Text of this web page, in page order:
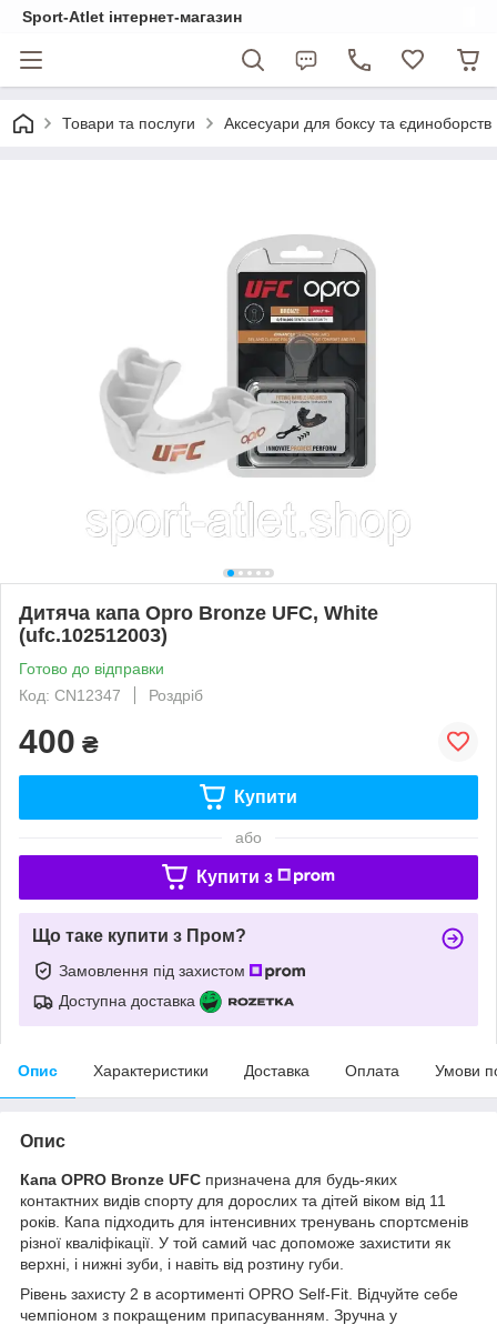
Sport-Atlet інтернет-магазин
Товари та послуги Аксесуари для боксу та єдиноборств
Дитяча капа Opro Bronze UFC, White
(ufc.102512003)
Готово до відправки
Код: CN12347
Роздріб
400 ₴
Купити
або
Купити з
Що таке купити з Пром?
Замовлення під захистом
Доступна доставка
Опис Характеристики Доставка Оплата Умови
Опис
Капа OPRO Bronze UFC призначена для будь-яких
контактних видів спорту для дорослих та дітей віком від 11
років. Капа підходить для інтенсивних тренувань спортсменів
різної кваліфікації. У той самий час допоможе захистити як
верхні, і нижні зуби, і навіть від розтину губи.
Рівень захисту 2 в асортименті OPRO Self-Fit. Відчуйте себе
чемпіоном з покращеним припасуванням. Зручна у